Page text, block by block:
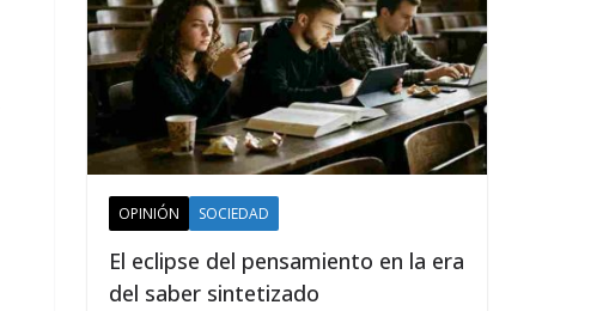
OPINIÓN SOCIEDAD
El eclipse del pensamiento en la era
del saber sintetizado